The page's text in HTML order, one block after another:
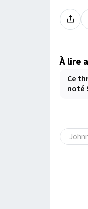
À lire
Ce
noté